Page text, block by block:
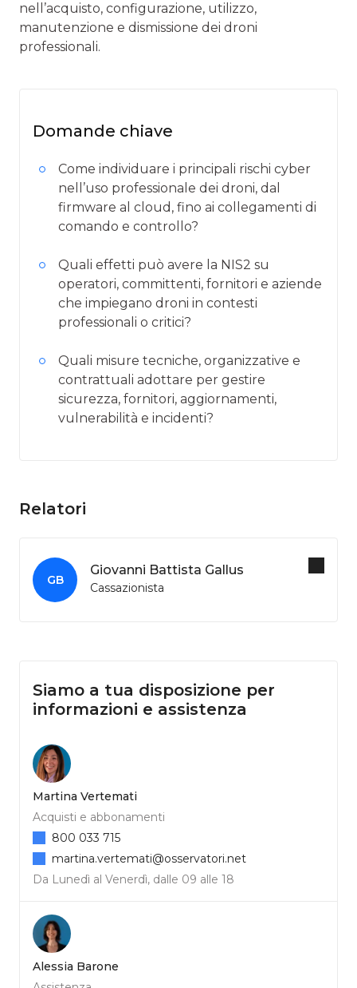
nell’acquisto, configurazione, utilizzo,
manutenzione e dismissione dei droni
professionali.
Domande chiave
Come individuare i principali rischi cyber
nell’uso professionale dei droni, dal
firmware al cloud, fino ai collegamenti di
comando e controllo?
Quali effetti può avere la NIS2 su
operatori, committenti, fornitori e aziende
che impiegano droni in contesti
professionali o critici?
Quali misure tecniche, organizzative e
contrattuali adottare per gestire
sicurezza, fornitori, aggiornamenti,
vulnerabilità e incidenti?
Relatori
GB
Giovanni Battista Gallus
Cassazionista
Siamo a tua disposizione per
informazioni e assistenza
Martina Vertemati
Acquisti e abbonamenti
Da Lunedì al Venerdì, dalle 09 alle 18
800 033 715
martina.vertemati@osservatori.net
Alessia Barone